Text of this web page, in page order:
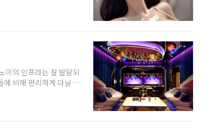
천 업소의 경우 평일이
다면 언제든 각 업소의 연
비해 편리하게 다닐 수
문하는 것이 당연한 이야